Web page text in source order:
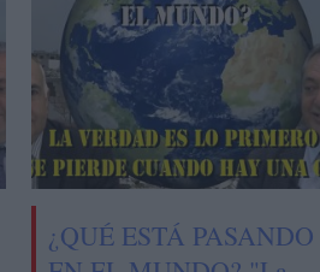
¿QUÉ ESTÁ PASANDO